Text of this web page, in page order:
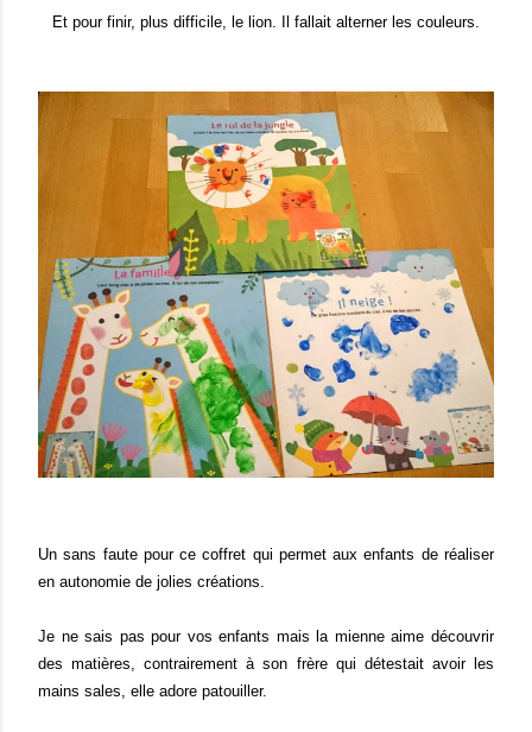
Et pour finir, plus difficile, le lion. Il fallait alterner les couleurs.
Un sans faute pour ce coffret qui permet aux enfants de réaliser
en autonomie de jolies créations.
Je ne sais pas pour vos enfants mais la mienne aime découvrir
des matières, contrairement à son frère qui détestait avoir les
mains sales, elle adore patouiller.